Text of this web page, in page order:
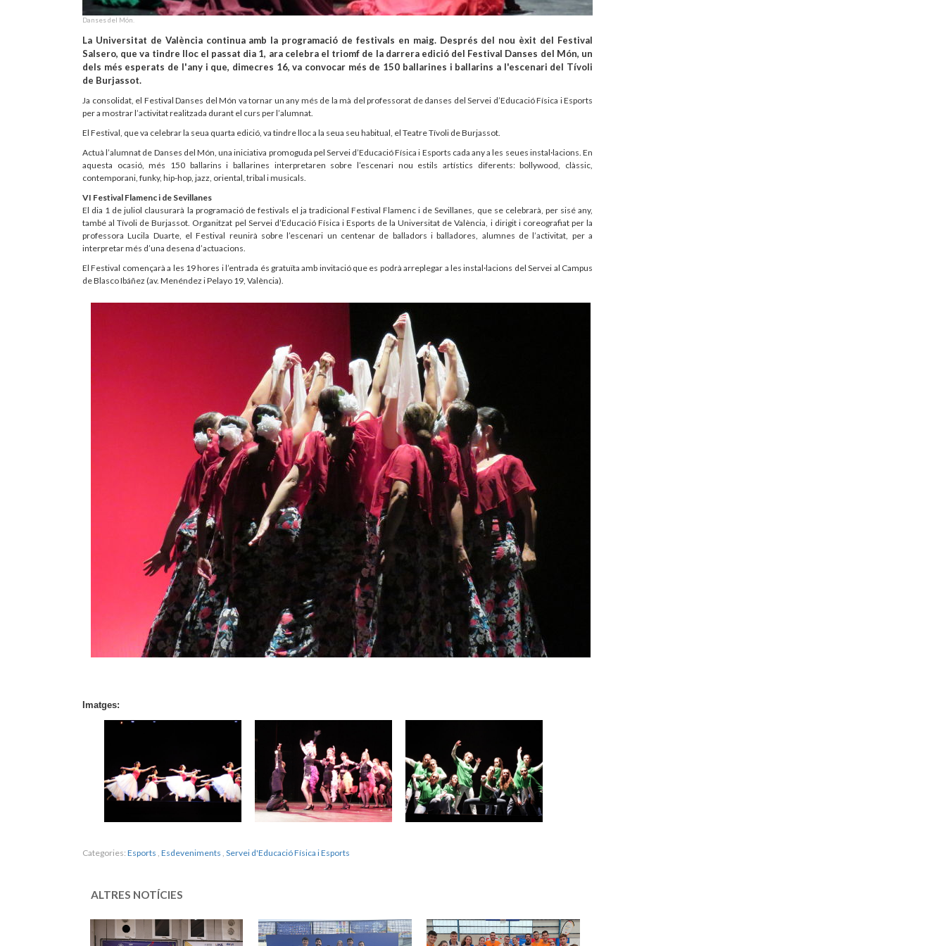
Danses del Món.
La Universitat de València continua amb la programació de festivals en maig. Després del nou èxit del Festival
Salsero, que va tindre lloc el passat dia 1, ara celebra el triomf de la darrera edició del Festival Danses del Món, un
dels més esperats de l'any i que, dimecres 16, va convocar més de 150 ballarines i ballarins a l'escenari del Tívoli
de Burjassot.
Ja consolidat, el Festival Danses del Món va tornar un any més de la mà del professorat de danses del Servei d’Educació Física i Esports
per a mostrar l’activitat realitzada durant el curs per l’alumnat.
El Festival, que va celebrar la seua quarta edició, va tindre lloc a la seua seu habitual, el Teatre Tívoli de Burjassot.
Actuà l’alumnat de Danses del Món, una iniciativa promoguda pel Servei d’Educació Física i Esports cada any a les seues instal·lacions. En
aquesta ocasió, més 150 ballarins i ballarines interpretaren sobre l’escenari nou estils artístics diferents: bollywood, clàssic,
contemporani, funky, hip-hop, jazz, oriental, tribal i musicals.
VI Festival Flamenc i de Sevillanes
El dia 1 de juliol clausurarà la programació de festivals el ja tradicional Festival Flamenc i de Sevillanes, que se celebrarà, per sisé any,
també al Tívoli de Burjassot. Organitzat pel Servei d’Educació Física i Esports de la Universitat de València, i dirigit i coreografiat per la
professora Lucila Duarte, el Festival reunirà sobre l’escenari un centenar de balladors i balladores, alumnes de l’activitat, per a
interpretar més d’una desena d’actuacions.
El Festival començarà a les 19 hores i l’entrada és gratuïta amb invitació que es podrà arreplegar a les instal·lacions del Servei al Campus
de Blasco Ibáñez (av. Menéndez i Pelayo 19, València).
Imatges:
Categories: Esports , Esdeveniments , Servei d'Educació Física i Esports
ALTRES NOTÍCIES